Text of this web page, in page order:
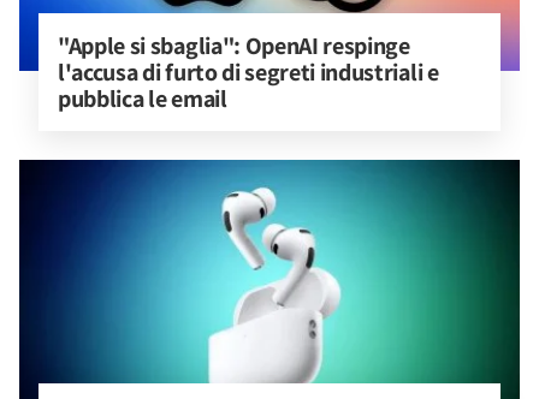
"Apple si sbaglia": OpenAI respinge
l'accusa di furto di segreti industriali e
pubblica le email